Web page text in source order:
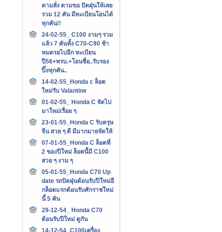
ตามสั่ง ตามขอ ปัดฝุ่นให้เลย
รวม 12 คัน มีทะเบียนโอนได้
ทุกคัน!!
24-02-55_ C100 งามๆ รวม
แล้ว 7 คันทั้ง C70-C90 ช้า
หมดรอไปอีก ทะเบียน
ปี56+พรบ.+โอนชื่อ..รับรอง
ปิ๊งทุกคัน..
14-02-55_Honda c ล็อต
ใหม่รับ Valantine
01-02-55_ Honda C จัดไป
มาใหม่เรื่อย ๆ
23-01-55_Honda C รับตรุษ
จีน สวย ๆ ดี มีมากมายจัดให้
07-01-55_Honda C ล็อตที่
2 ของปีใหม่ ล็อตนี้มี C100
สวย ๆ งาม ๆ
05-01-55_Honda C70 Up
date รถปัดฝุ่นต้อนรับปีใหม่อี
กล็อตแรกต้อนรับศักราชใหม่
นี้ 5 คัน
29-12-54_ Honda C70
ต้อนรับปีใหม่ ดูกัน
14-12-54_C100เครื่อง